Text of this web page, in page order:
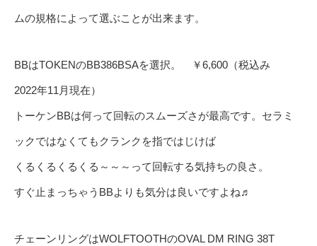
ムの規格によって選ぶことが出来ます。
BBはTOKENのBB386BSAを選択。 ￥6,600（税込み
2022年11月現在）
トーケンBBは何って回転のスムーズさが最高です。セラミ
ックではなくてもクランクを指ではじけば
くるくるくるくる～～～って回転する気持ちの良さ。
すぐ止まっちゃうBBよりも気分は良いですよね♬
チェーンリングはWOLFTOOTHのOVAL DM RING 38T